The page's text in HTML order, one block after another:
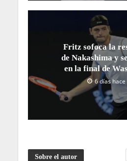
Fritz sofoca la
de Nakashima y
en la final de
6 días hace
Sobre el autor